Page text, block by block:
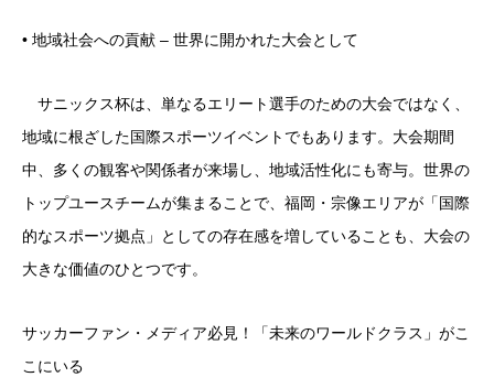
• 地域社会への貢献 – 世界に開かれた大会として
サニックス杯は、単なるエリート選手のための大会ではなく、
地域に根ざした国際スポーツイベントでもあります。大会期間
中、多くの観客や関係者が来場し、地域活性化にも寄与。世界の
トップユースチームが集まることで、福岡・宗像エリアが「国際
的なスポーツ拠点」としての存在感を増していることも、大会の
大きな価値のひとつです。
サッカーファン・メディア必見！「未来のワールドクラス」がこ
こにいる